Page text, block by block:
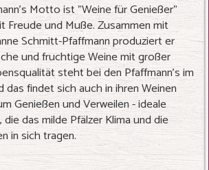
Motto ist "Weine für Genießer"
Freude und Muße. Zusammen mit
Schmitt-Pfaffmann produziert er
und fruchtige Weine mit großer
steht bei den Pfaffmann's im
das findet sich auch in ihren Weinen
Genießen und Verweilen - ideale
das milde Pfälzer Klima und die
in sich tragen.